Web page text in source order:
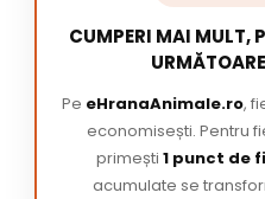
CUMPERI MAI MULT,
Pe eHranaAnimale.ro,
economisești. Pentru
primești 1 punct de
acumulate se